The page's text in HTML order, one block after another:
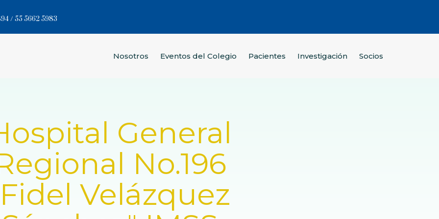
/ 55 5662 5983
Nosotros Eventos del Colegio Pacientes Investigación Socios
General
No.196
Velázquez